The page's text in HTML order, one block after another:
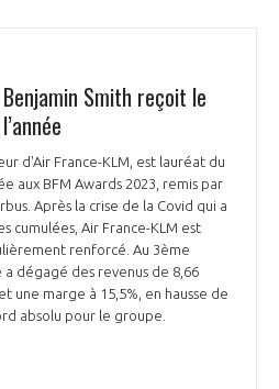
Smith reçoit le
d'Air France-KLM, est lauréat du
aux BFM Awards 2023, remis par
Après la crise de la Covid qui a
cumulées, Air France-KLM est
renforcé. Au 3ème
dégagé des revenus de 8,66
une marge à 15,5%, en hausse de
absolu pour le groupe.